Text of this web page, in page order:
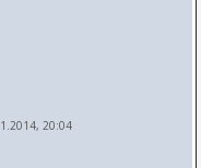
20:04